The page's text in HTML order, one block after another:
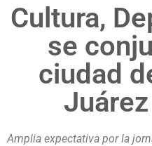
Cultura,
se
ciudad
Amplia expectativa por la